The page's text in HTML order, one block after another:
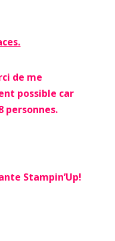
de me
possible car
personnes.
Stampin’Up!